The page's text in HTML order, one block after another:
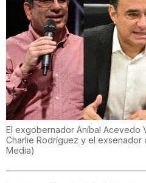
El exgobernador Aníbal Acevedo
Charlie Rodríguez y el exsenador
Media)